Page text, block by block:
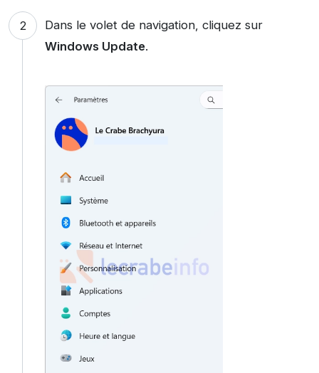
Dans le volet de navigation, cliquez sur
Windows Update.